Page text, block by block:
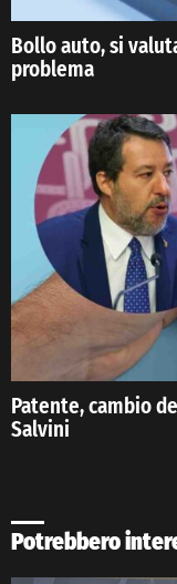
Bollo auto, si
problema
Patente, cambio
Salvini
Potrebbero